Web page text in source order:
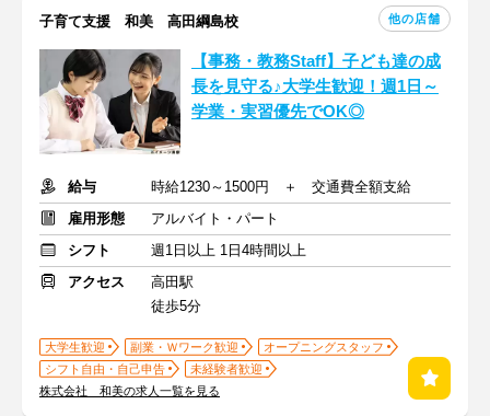
子育て支援 和美 高田綱島校 他の店舗
【事務・教務Staff】子ども達の成
長を見守る♪大学生歓迎！週1日～
学業・実習優先でOK◎
給与
時給1230～1500円 ＋ 交通費全額支給
雇用形態
アルバイト・パート
シフト
週1日以上 1日4時間以上
アクセス
高田駅
徒歩5分
大学生歓迎 副業・Ｗワーク歓迎
オープニングスタッフ
シフト自由・自己申告
未経験者歓迎
株式会社 和美の求人一覧を見る